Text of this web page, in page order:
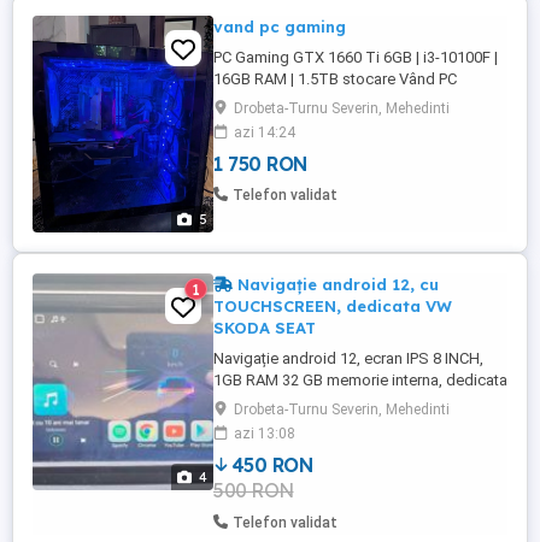
5
vand pc gaming
PC Gaming GTX 1660 Ti 6GB | i3-10100F |
16GB RAM | 1.5TB stocare Vând PC
gaming în stare foarte bună, perfect
pentru jocuri precum GTA V, CS2, Fortnite,
Valorant, EA FC, League of Legends și
multe altele. Specificații: Procesor Intel
Core i3-10100F (4 nuclee 8 fire, 3.60 GHz)
Drobeta-Turnu Severin, Mehedinti
azi 14:24
1 750 RON
Telefon validat
4
1
Navigație android 12, cu
TOUCHSCREEN, dedicata VW
SKODA SEAT
Navigație android 12, ecran IPS 8 INCH,
1GB RAM 32 GB memorie interna, dedicata
VW, Skoda, Seat, carplay wireless.
CAMERA MARSARIER CADOU ! PROCESOR
CORTEX A7 1,3 GHZ ECRAN IPS 8 INCH cu
TOUCHSCREEN REZOLUTIE 1024 * 600
AVETI POSIBILITATEA DE A INSTALA:
WAZE, FACEBOOK, YOUTUBE... ETC. ARE
PACHET MICROFON ...
Drobeta-Turnu Severin, Mehedinti
azi 13:08
450 RON
500 RON
Telefon validat